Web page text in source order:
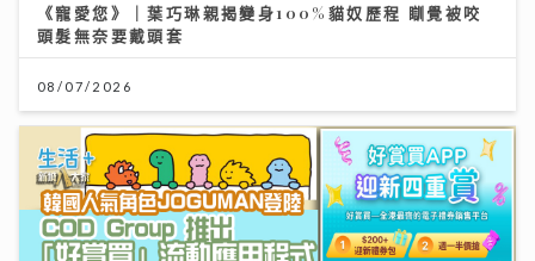
《寵愛您》｜葉巧琳親揭變身100%貓奴歷程 瞓覺被咬
頭髮無奈要戴頭套
08/07/2026